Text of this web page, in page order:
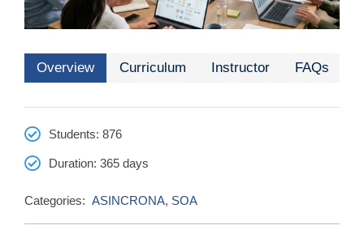
Overview Curriculum Instructor FAQs
Students: 876
Duration: 365 days
Categories: ASINCRONA, SOA